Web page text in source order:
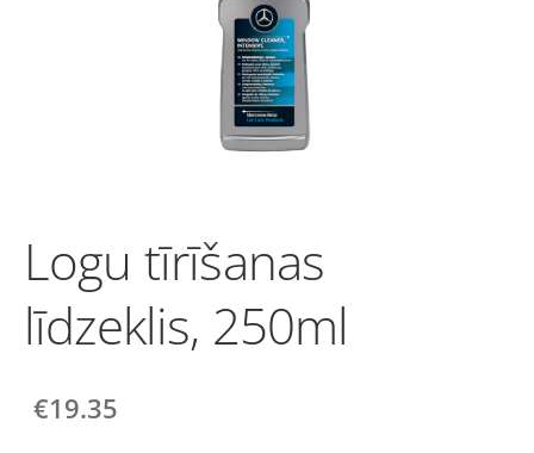
Logu tīrīšanas
līdzeklis, 250ml
€19.35